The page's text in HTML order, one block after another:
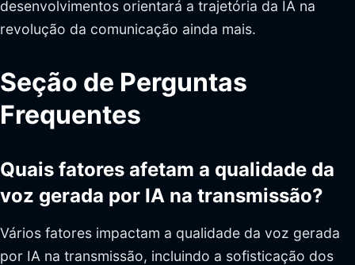
desenvolvimentos orientará a trajetória da IA na
revolução da comunicação ainda mais.
Seção de Perguntas
Frequentes
Quais fatores afetam a qualidade da
voz gerada por IA na transmissão?
Vários fatores impactam a qualidade da voz gerada
por IA na transmissão, incluindo a sofisticação dos